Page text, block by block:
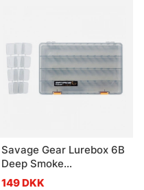
Savage Gear Lurebox 6B
Deep Smoke
36x22.5x8cm
149 DKK